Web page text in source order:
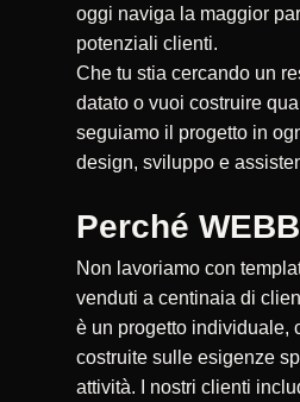
oggi naviga la maggior
potenziali clienti.
Che tu stia cercando un
datato o vuoi costruire
seguiamo il progetto in
design, sviluppo e
Perché
Non lavoriamo con
venduti a centinaia di
è un progetto individuale,
costruite sulle esigenze
attività. I nostri clienti